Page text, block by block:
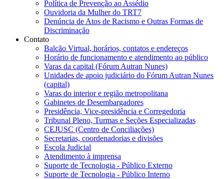
Política de Prevenção ao Assédio
Ouvidoria da Mulher do TRT7
Denúncia de Atos de Racismo e Outras Formas de
Discriminação
Contato
Balcão Virtual, horários, contatos e endereços
Horário de funcionamento e atendimento ao público
Varas da capital (Fórum Autran Nunes)
Unidades de apoio judiciário do Fórum Autran Nunes
(capital)
Varas do interior e região metropolitana
Gabinetes de Desembargadores
Presidência, Vice-presidência e Corregedoria
Tribunal Pleno, Turmas e Seções Especializadas
CEJUSC (Centro de Conciliações)
Secretarias, coordenadorias e divisões
Escola Judicial
Atendimento à imprensa
Suporte de Tecnologia - Público Externo
Suporte de Tecnologia - Público Interno